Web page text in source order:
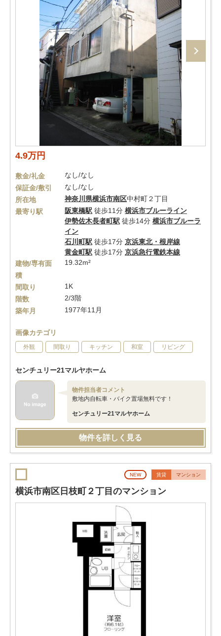
4.9万円
敷金/礼金
なし/なし
保証金/敷引
なし/なし
所在地
神奈川県横浜市南区中村町２丁目
最寄り駅
阪東橋駅 徒歩11分 横浜市ブルーライン
伊勢佐木長者町駅 徒歩14分 横浜市ブルーラ
イン
石川町駅 徒歩17分 京浜東北・根岸線
黄金町駅 徒歩17分 京浜急行電鉄本線
建物/専有面
積
19.32m²
間取り
1K
階数
2/3階
築年月
1977年11月
画像カテゴリ
外観 間取り キッチン 和室 リビング
センチュリー21マルヤホーム
物件担当者コメント
敷地内自転車・バイク置場無料です！
センチュリー21マルヤホーム
物件を詳しく見る
NEW 賃貸 マンション
横浜市南区日枝町２丁目のマンション